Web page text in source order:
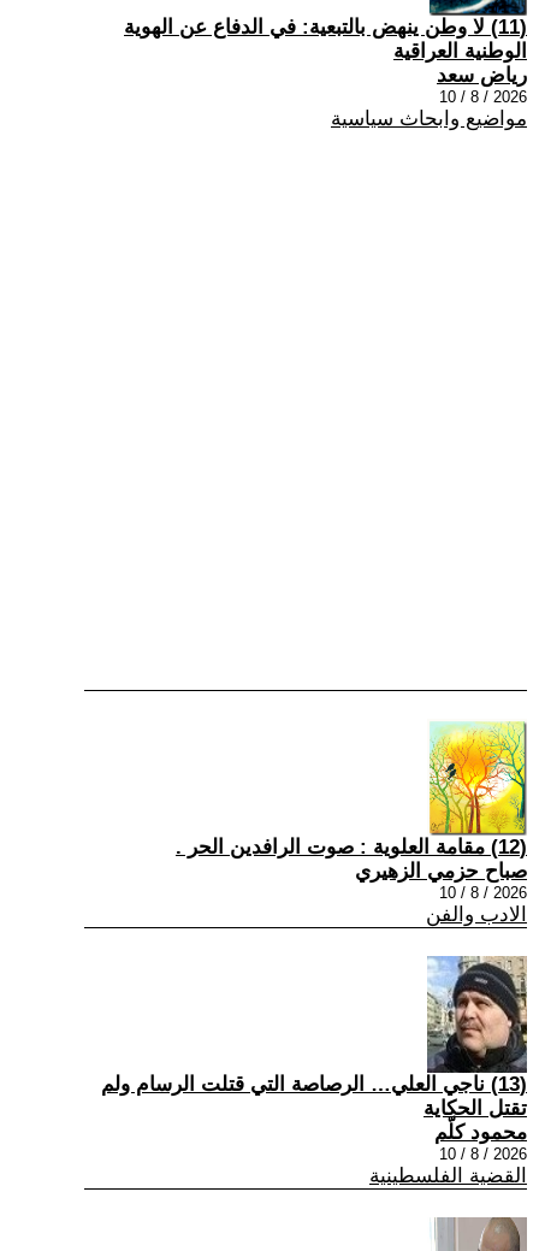
(11) لا وطن ينهض بالتبعية: في الدفاع عن الهوية
الوطنية العراقية
رياض سعد
2026 / 8 / 10
مواضيع وابحاث سياسية
(12) مقامة العلوية : صوت الرافدين الحر .
صباح حزمي الزهيري
2026 / 8 / 10
الادب والفن
(13) ناجي العلي… الرصاصة التي قتلت الرسام ولم
تقتل الحكاية
محمود كلّم
2026 / 8 / 10
القضية الفلسطينية